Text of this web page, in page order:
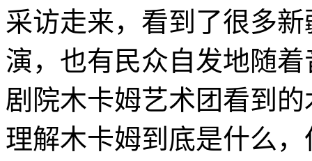
采访走来，看到了很多
演，也有民众自发地随
剧院木卡姆艺术团看到
理解木卡姆到底是什么